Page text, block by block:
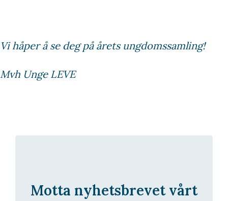
Vi håper å se deg på årets ungdomssamling!
Mvh Unge LEVE
Motta nyhetsbrevet vårt